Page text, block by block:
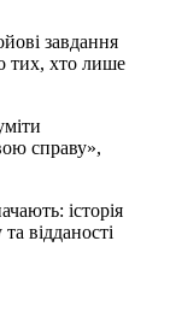
завдання
тих, хто лише
справу»,
історія
відданості